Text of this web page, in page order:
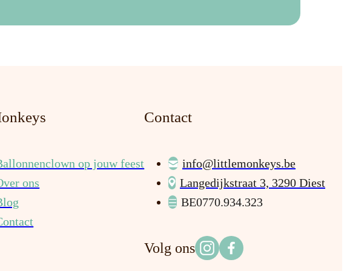
op jouw feest
ons
Contact
info@littlemonkeys.be
Langedijkstraat 3, 3290 Diest
BE0770.934.323
Volg ons